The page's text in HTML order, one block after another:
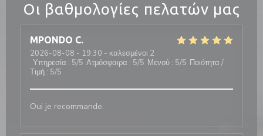
Οι βαθμολογίες πελατών μας
MPONDO C
2026-08-08 - 19:30 - καλεσμένοι 2
Υπηρεσία : 5/5 Ατμόσφαιρα : 5/5 Μενού : 5/5 Ποιότητα /
Τιμή : 5/5
Oui je recommande.